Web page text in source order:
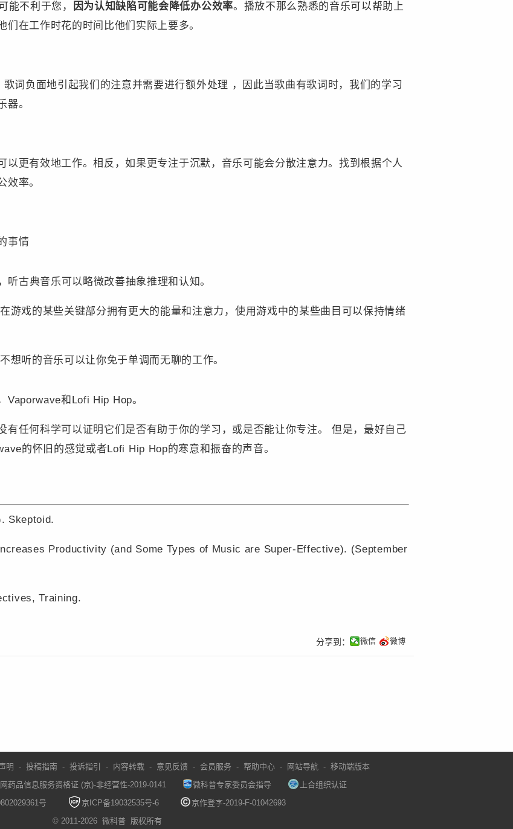
能不利于您， 因为认知缺陷可能会降低办公效率。播放不那么熟悉的音乐可以帮助上
在工作时花的时间比他们实际上要多。
歌词负面地引起我们的注意并需要进行额外处理 ，因此当歌曲有歌词时，我们的学习
器。
以更有效地工作。相反，如果更专注于沉默，音乐可能会分散注意力。找到根据个人
效率。
事情
听古典音乐可以略微改善抽象推理和认知。
游戏的某些关键部分拥有更大的能量和注意力，使用游戏中的某些曲目可以保持情绪
想听的音乐可以让你免于单调而无聊的工作。
Vaporwave和Lofi Hip Hop。
有任何科学可以证明它们是否有助于你的学习，或是否能让你专注。 但是，最好自己
的怀旧的感觉或者Lofi Hip Hop的寒意和振奋的声音。
Skeptoid.
Productivity (and Some Types of Music are Super-Effective). (September
Training.
微信 微博
分享到：
明 - 投稿指南 - 投诉指引 - 内容转载 - 意见反馈 - 会员服务 - 帮助中心 - 网站导航 - 移动端版本
药品信息服务资格证 (京)-非经营性-2019-0141 微科普专家委员会指导
上合组织认证
号
京ICP备19032535号-6
京作登字-2019-F-01042693
© 2011-2026 微科普 版权所有